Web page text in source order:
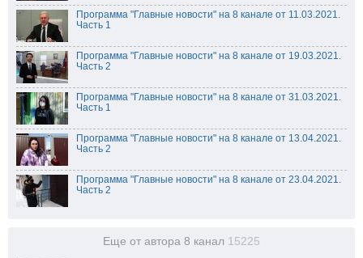
Программа "Главные новости" на 8 канале от 11.03.2021.
Часть 1
Программа "Главные новости" на 8 канале от 19.03.2021.
Часть 2
Программа "Главные новости" на 8 канале от 31.03.2021.
Часть 1
Программа "Главные новости" на 8 канале от 13.04.2021.
Часть 2
Программа "Главные новости" на 8 канале от 23.04.2021.
Часть 2
Еще от автора 8 канал 15225